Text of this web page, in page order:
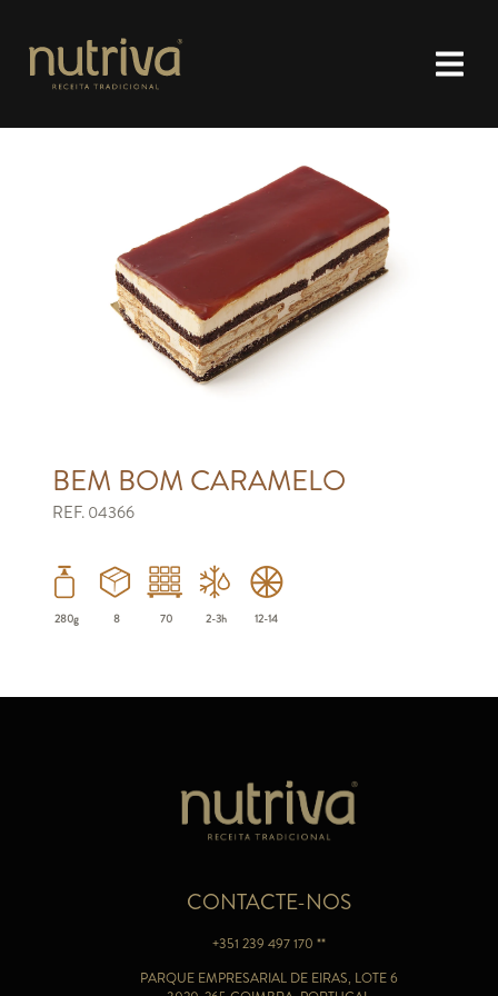
BEM BOM CARAMELO
REF. 04366
280g 8 70 2-3h 12-14
CONTACTE-NOS
+351 239 497 170 **
PARQUE EMPRESARIAL DE EIRAS, LOTE 6